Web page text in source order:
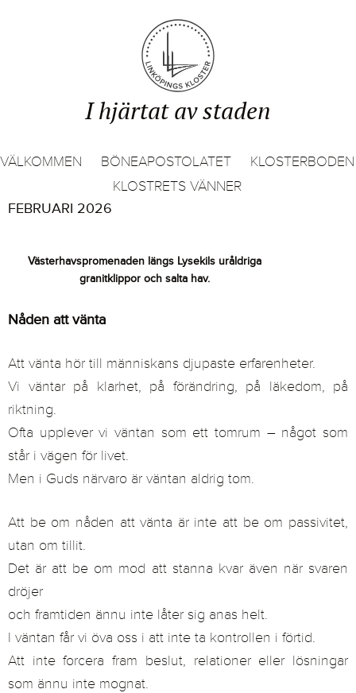
I hjärtat av staden
VÄLKOMMEN BÖNEAPOSTOLATET
KLOSTERBODEN
KLOSTRETS VÄNNER
FEBRUARI 2026
Västerhavspromenaden längs Lysekils uråldriga
granitklippor och salta hav.
Nåden att vänta
Att vänta hör till människans djupaste erfarenheter.
Vi väntar på klarhet, på förändring, på läkedom, på
riktning.
Ofta upplever vi väntan som ett tomrum – något som
står i vägen för livet.
Men i Guds närvaro är väntan aldrig tom.
Att be om nåden att vänta är inte att be om passivitet,
utan om tillit.
Det är att be om mod att stanna kvar även när svaren
dröjer
och framtiden ännu inte låter sig anas helt.
I väntan får vi öva oss i att inte ta kontrollen i förtid.
Att inte forcera fram beslut, relationer eller lösningar
som ännu inte mognat.